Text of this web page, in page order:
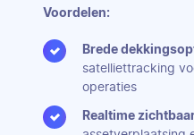
Voordelen:
Brede
satelliettracking
operaties
Realtime